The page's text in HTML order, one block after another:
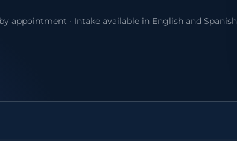
appointment · Intake available in English and Spanish